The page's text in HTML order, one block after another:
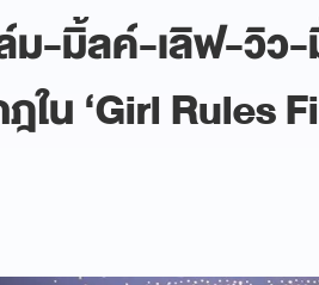
ม-มิ้ลค์-เลิฟ-วิว-
น ‘Girl Rules